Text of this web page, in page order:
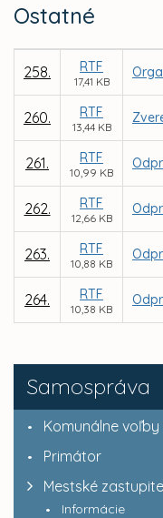
Samospráva
Komunálne voľby
Primátor
Mestské
Informácie
Ostatné
258. RTF
17,41 KB
260. RTF
13,44 KB
261. RTF
10,99 KB
262. RTF
12,66 KB
263. RTF
10,88 KB
264. RTF
10,38 KB